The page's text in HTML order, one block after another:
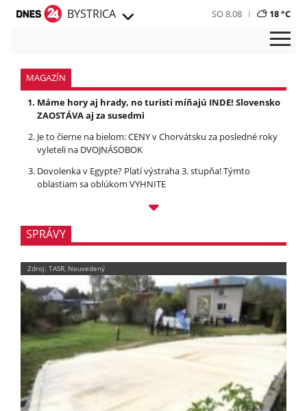
BYSTRICA SO 8.08 18 °C
MAGAZÍN
Máme hory aj hrady, no turisti míňajú INDE! Slovensko
ZAOSTÁVA aj za susedmi
Je to čierne na bielom: CENY v Chorvátsku za posledné roky
vyleteli na DVOJNÁSOBOK
Dovolenka v Egypte? Platí výstraha 3. stupňa! Týmto
oblastiam sa oblúkom VYHNITE
SPRÁVY
Zdroj: TASR, Neuvedený